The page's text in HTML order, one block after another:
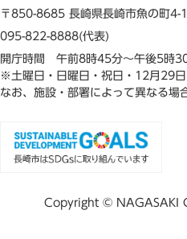
〒850-8685 長崎県長崎市魚の町4-1
095-822-8888(代表)
開庁時間 午前8時45分～午後5時
※土曜日・日曜日・祝日・12月29日
なお、施設・部署によって異なる場
Copyright © NAGASAKI